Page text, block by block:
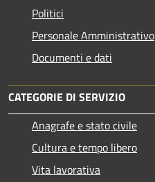
Politici
Personale Amministrativo
Documenti e dati
CATEGORIE DI SERVIZIO
Anagrafe e stato civile
Cultura e tempo libero
Vita lavorativa